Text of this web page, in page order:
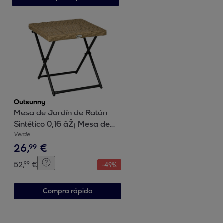
Outsunny
Mesa de Jardín de Ratán
Sintético 0,16 ãŽ¡ Mesa de
Terraza Exterior Plegable
con Patas Cruzadas y Marco
de Acero para Patio Balcón
Natural
Verde
26,99 €
52,99 € -49%
Compra rápida